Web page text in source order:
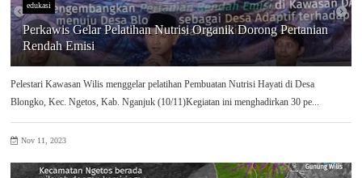
edukasi
Perkawis Gelar Pelatihan Nutrisi Organik Dorong Pertanian
Rendah Emisi
Pelestari Kawasan Wilis menggelar pelatihan Pembuatan Nutrisi Hayati di Desa
Blongko, Kec. Ngetos, Kab. Nganjuk (10/11)Kegiatan ini menghadirkan 30 pe...
Nov 11, 2023